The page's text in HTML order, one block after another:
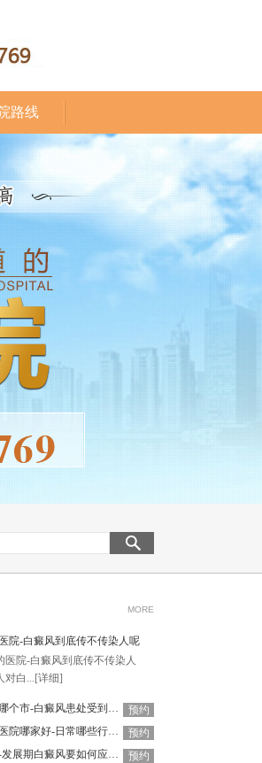
路线
MORE
院-白癜风到底传不传染人呢
医院-白癜风到底传不传染人
对白... [详细]
昆明白癜风医院在哪个市-白癜风患处受到外伤该怎么办
预约
昆明治疗白癜风的医院哪家好-日常哪些行为会加重白癜风
预约
云南看白癜风医院-发展期白癜风要如何应对呢
预约